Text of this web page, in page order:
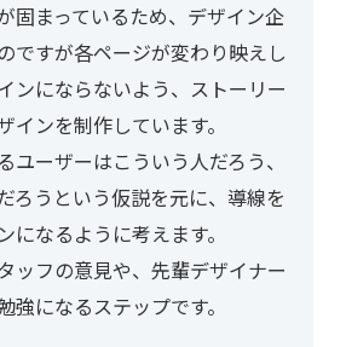
固まっているため、デザイン企
ですが各ページが変わり映えし
ンにならないよう、ストーリー
インを制作しています。
ユーザーはこういう人だろう、
ろうという仮説を元に、導線を
になるように考えます。
ッフの意見や、先輩デザイナー
強になるステップです。